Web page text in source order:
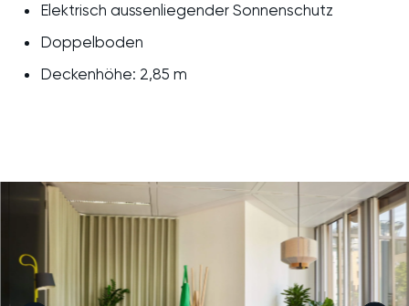
Elektrisch aussenliegender Sonnenschutz
Doppelboden
Deckenhöhe: 2,85 m